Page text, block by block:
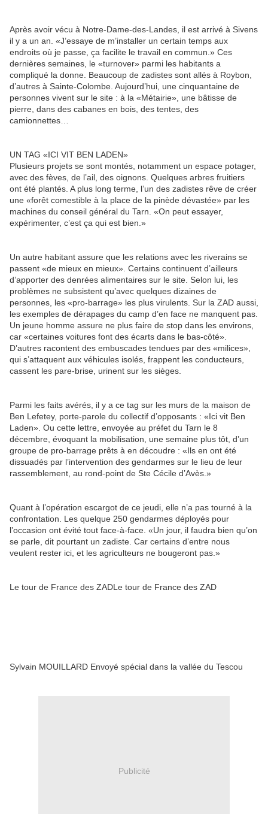
Après avoir vécu à Notre-Dame-des-Landes, il est arrivé à Sivens
il y a un an. «J’essaye de m’installer un certain temps aux
endroits où je passe, ça facilite le travail en commun.» Ces
dernières semaines, le «turnover» parmi les habitants a
compliqué la donne. Beaucoup de zadistes sont allés à Roybon,
d’autres à Sainte-Colombe. Aujourd’hui, une cinquantaine de
personnes vivent sur le site : à la «Métairie», une bâtisse de
pierre, dans des cabanes en bois, des tentes, des
camionnettes…
UN TAG «ICI VIT BEN LADEN»
Plusieurs projets se sont montés, notamment un espace potager,
avec des fèves, de l’ail, des oignons. Quelques arbres fruitiers
ont été plantés. A plus long terme, l’un des zadistes rêve de créer
une «forêt comestible à la place de la pinède dévastée» par les
machines du conseil général du Tarn. «On peut essayer,
expérimenter, c’est ça qui est bien.»
Un autre habitant assure que les relations avec les riverains se
passent «de mieux en mieux». Certains continuent d’ailleurs
d’apporter des denrées alimentaires sur le site. Selon lui, les
problèmes ne subsistent qu’avec quelques dizaines de
personnes, les «pro-barrage» les plus virulents. Sur la ZAD aussi,
les exemples de dérapages du camp d’en face ne manquent pas.
Un jeune homme assure ne plus faire de stop dans les environs,
car «certaines voitures font des écarts dans le bas-côté».
D’autres racontent des embuscades tendues par des «milices»,
qui s’attaquent aux véhicules isolés, frappent les conducteurs,
cassent les pare-brise, urinent sur les sièges.
Parmi les faits avérés, il y a ce tag sur les murs de la maison de
Ben Lefetey, porte-parole du collectif d’opposants : «Ici vit Ben
Laden». Ou cette lettre, envoyée au préfet du Tarn le 8
décembre, évoquant la mobilisation, une semaine plus tôt, d’un
groupe de pro-barrage prêts à en découdre : «Ils en ont été
dissuadés par l’intervention des gendarmes sur le lieu de leur
rassemblement, au rond-point de Ste Cécile d’Avès.»
Quant à l’opération escargot de ce jeudi, elle n’a pas tourné à la
confrontation. Les quelque 250 gendarmes déployés pour
l’occasion ont évité tout face-à-face. «Un jour, il faudra bien qu’on
se parle, dit pourtant un zadiste. Car certains d’entre nous
veulent rester ici, et les agriculteurs ne bougeront pas.»
Le tour de France des ZADLe tour de France des ZAD
Sylvain MOUILLARD Envoyé spécial dans la vallée du Tescou
Publicité